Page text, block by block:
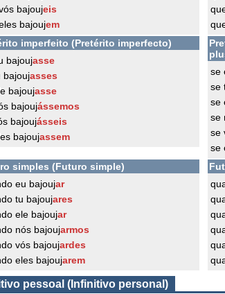
bajoujeis
bajoujem
imperfeito (Pretérito imperfecto)
bajoujasse
bajoujasses
bajoujasse
bajoujássemos
bajoujásseis
bajoujassem
se
se
se
se
se
se
simples (Futuro simple)
eu bajoujar
tu bajoujares
ele bajoujar
nós bajoujarmos
vós bajoujardes
eles bajoujarem
pessoal (Infinitivo personal)